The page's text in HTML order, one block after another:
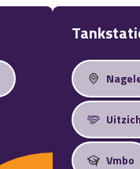
Vmbo